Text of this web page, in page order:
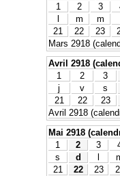
1
2 3
m m
21
22 23
Mars 2918
Avril 2918
1
2 3
j
v s
21
22 23
Avril 2918
Mai 2918
1
2 3
s
d
21
22 23